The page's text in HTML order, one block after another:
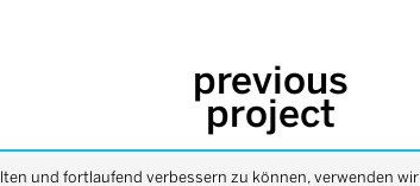
previous
project
und fortlaufend verbessern zu können, verwenden